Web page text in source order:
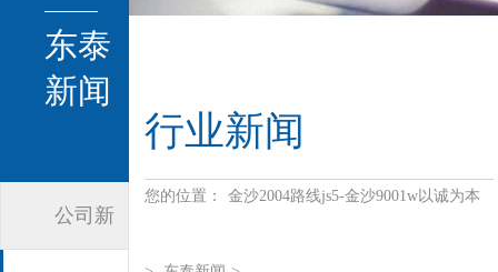
东泰
新闻
公司新
行业新闻
您的位置： 金沙2004路线js5-金沙9001w以诚为本